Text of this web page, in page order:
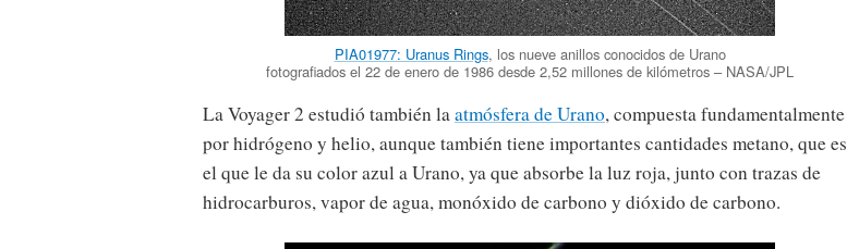
PIA01977: Uranus Rings, los nueve anillos conocidos de Urano
fotografiados el 22 de enero de 1986 desde 2,52 millones de kilómetros – NASA/JPL
La Voyager 2 estudió también laatmósfera de Urano, compuesta fundamentalmente
por hidrógeno y helio, aunque también tiene importantes cantidades metano, que es
el que le da su color azul a Urano, ya que absorbe la luz roja, junto con trazas de
hidrocarburos, vapor de agua, monóxido de carbono y dióxido de carbono.